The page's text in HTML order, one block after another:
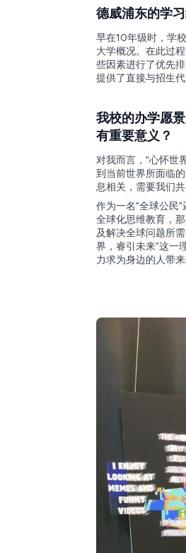
德威浦东的学
早在10年级时，学
大学概况。在此过
些因素进行了优先
提供了直接与招生
我校的办学愿
有重要意义？
对我而言，“心怀世
到当前世界所面临
息相关，需要我们
作为一名“全球公民
全球化思维教育，
及解决全球问题所
界，睿引未来”这一
力求为身边的人带